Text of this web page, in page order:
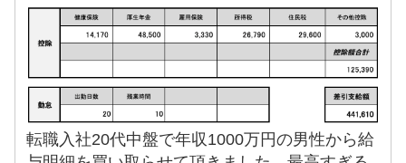
転職入社20代中盤で年収1000万円の男性から給